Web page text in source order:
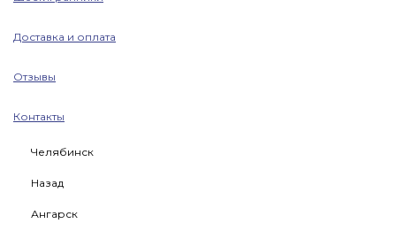
Доставка и оплата
Отзывы
Контакты
Челябинск
Назад
Ангарск